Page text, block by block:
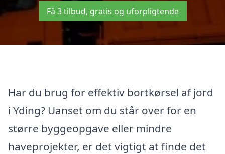
Få 3 tilbud, gratis og uforpligtende
Har du brug for effektiv bortkørsel af jord
i Yding? Uanset om du står over for en
større byggeopgave eller mindre
haveprojekter, er det vigtigt at finde det